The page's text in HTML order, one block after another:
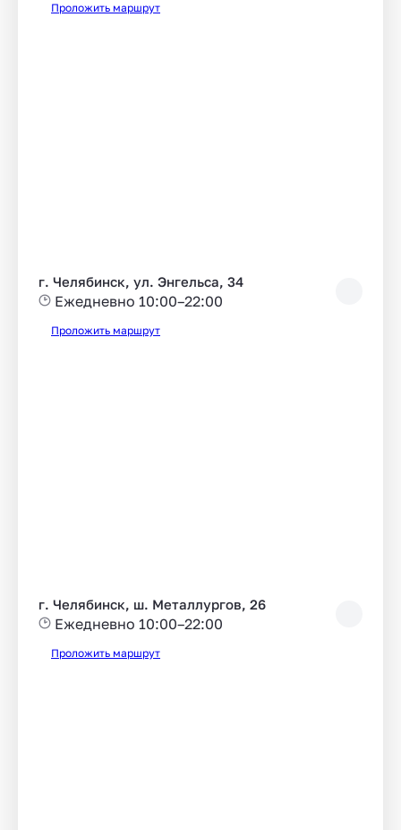
Проложить маршрут
г. Челябинск, ул. Энгельса, 34
Ежедневно 10:00–22:00
Проложить маршрут
г. Челябинск, ш. Металлургов, 26
Ежедневно 10:00–22:00
Проложить маршрут